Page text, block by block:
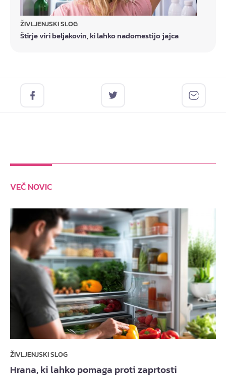
ŽIVLJENJSKI SLOG
Štirje viri beljakovin, ki lahko nadomestijo jajca
VEČ NOVIC
ŽIVLJENJSKI SLOG
Hrana, ki lahko pomaga proti zaprtosti